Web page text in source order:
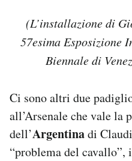
(L’installazione di
57esima Esposizione
Biennale di
Ci sono altri due
all’Arsenale che vale la
dell’Argentinadi
“problema del cavallo”,